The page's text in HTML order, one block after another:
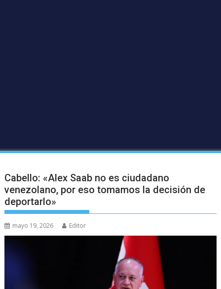
Cabello: «Alex Saab no es ciudadano
venezolano, por eso tomamos la decisión de
deportarlo»
mayo 19, 2026 Editor